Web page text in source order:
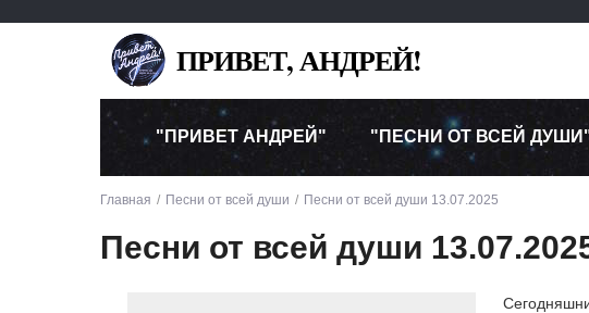
ПРИВЕТ, АНДРЕЙ!
"ПРИВЕТ АНДРЕЙ" "ПЕСНИ ОТ ВСЕЙ
Главная Песни от всей души Песни от всей души 13.07.2025
Песни от всей души